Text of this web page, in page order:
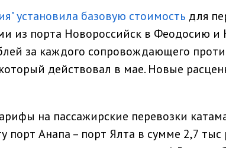
установила базовую стоимость для
из порта Новороссийск в Феодосию и
за каждого сопровождающего
действовал в мае. Новые
на пассажирские перевозки
порт Анапа – порт Ялта в сумме 2,7 тыс